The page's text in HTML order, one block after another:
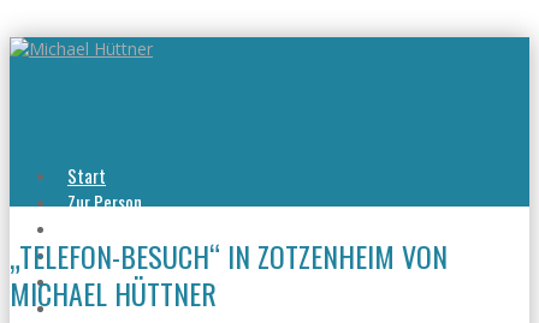
Start
Zur Person
Viel erreicht
Viel zu tun
Kontakt
„TELEFON-BESUCH“ IN ZOTZENHEIM VON
MICHAEL HÜTTNER